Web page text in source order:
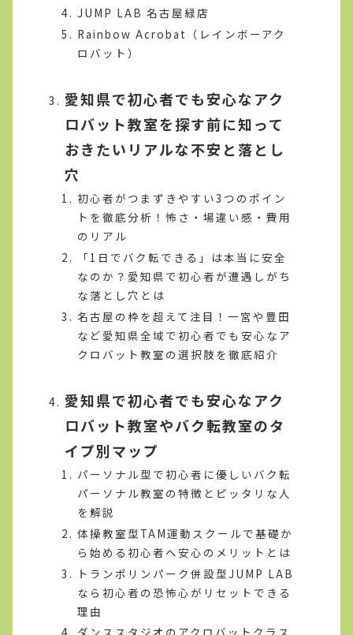
JUMP LAB 名古屋緑店
Rainbow Acrobat（レインボーアク
ロバット）
愛知県で初心者でも安心なアク
ロバット教室を探す前に知って
おきたいリアルな不安と落とし
穴
初心者がつまずきやすい3つのポイン
トを徹底分析！怖さ・場違い感・費用
のリアル
「1日でバク転できる」は本当に安全
なのか？愛知県で初心者が遭遇しがち
な落とし穴とは
名古屋の枠を超えて注目！一宮や豊田
など愛知県全域で初心者でも安心なア
クロバット教室の選択肢を徹底紹介
愛知県で初心者でも安心なアク
ロバット教室やバク転教室のタ
イプ別マップ
パーソナル型で初心者に優しいバク転
パーソナル教室の特徴とピッタリな人
を解説
体操教室型TAM運動スクールで基礎か
ら始める初心者へ安心のメリットとは
トランポリンパーク併設型JUMP LAB
なら初心者の恐怖心がリセットできる
理由